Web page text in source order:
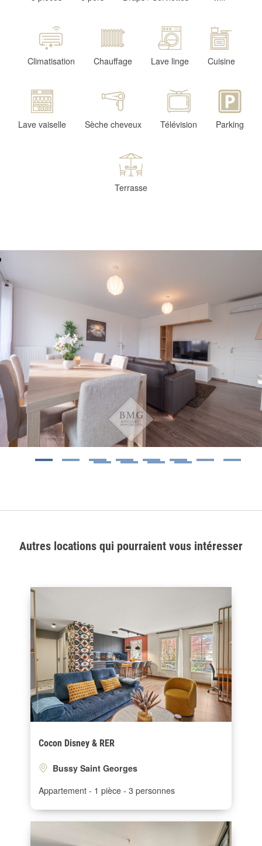
Climatisation Chauffage Lave linge Cuisine
Lave vaiselle Sèche cheveux Télévision Parking
Terrasse
1 2 3 4 5 6 7 8
9 10 11 12
Autres locations qui pourraient vous intéresser
Cocon Disney & RER
Bussy Saint Georges
Appartement 1 pièce 3 personnes